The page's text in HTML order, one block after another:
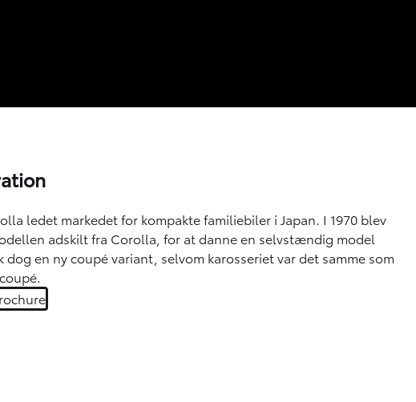
ledet markedet for kompakte familiebiler i Japan. I 1970 blev
adskilt fra Corolla, for at danne en selvstændig model
dog en ny coupé variant, selvom karosseriet var det samme som